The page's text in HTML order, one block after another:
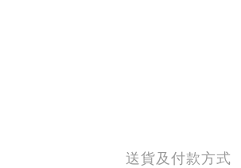
送貨及付款方式